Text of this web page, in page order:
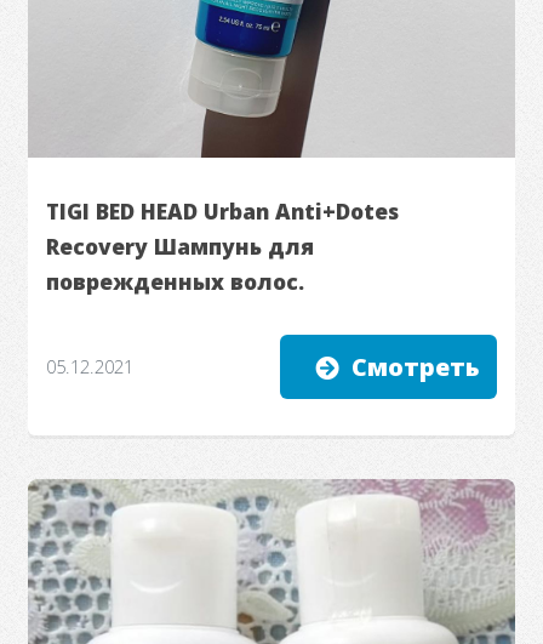
TIGI BED HEAD Urban Anti+Dotes
Recovery Шампунь для
поврежденных волос.
05.12.2021 Смотреть